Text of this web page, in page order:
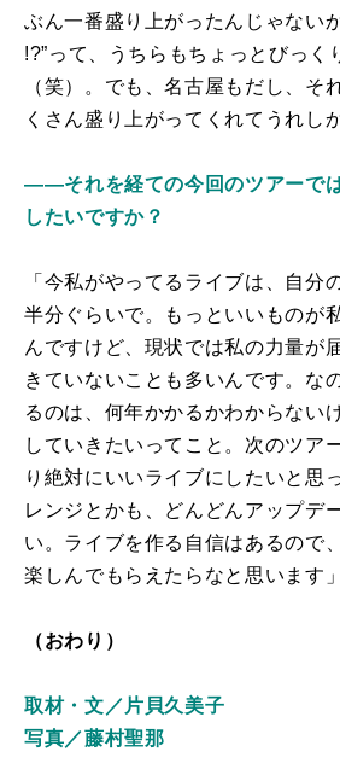
ぶん一番盛り上がったんじゃない
!?”って、うちらもちょっとびっく
（笑）。でも、名古屋もだし、そ
くさん盛り上がってくれてうれし
――それを経ての今回のツアーで
したいですか？
「今私がやってるライブは、自分
半分ぐらいで。もっといいものが
んですけど、現状では私の力量が
きていないことも多いんです。な
るのは、何年かかるかわからない
していきたいってこと。次のツア
り絶対にいいライブにしたいと思
レンジとかも、どんどんアップデ
い。ライブを作る自信はあるので
楽しんでもらえたらなと思います」
（おわり）
取材・文／片貝久美子
写真／藤村聖那